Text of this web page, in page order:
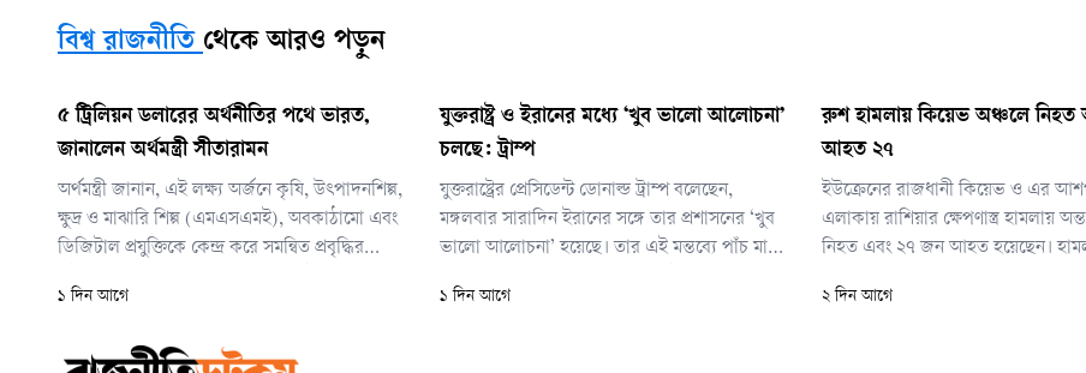
বিশ্ব রাজনীতি থেকে আরও পড়ুন
৫ ট্রিলিয়ন ডলারের অর্থনীতির পথে ভারত,
জানালেন অর্থমন্ত্রী সীতারামন
অর্থমন্ত্রী জানান, এই লক্ষ্য অর্জনে কৃষি, উৎপাদনশিল্প,
ক্ষুদ্র ও মাঝারি শিল্প (এমএসএমই), অবকাঠামো এবং
ডিজিটাল প্রযুক্তিকে কেন্দ্র করে সমন্বিত প্রবৃদ্ধির
সালের মধ্যে ‘বিকশিত ভারত’ গড়ার দীর্ঘমেয়াদি লক্ষ্য
১ দিন আগে
যুক্তরাষ্ট্র ও ইরানের মধ্যে ‘খুব ভালো আলোচনা’
চলছে: ট্রাম্প
যুক্তরাষ্ট্রের প্রেসিডেন্ট ডোনাল্ড ট্রাম্প বলেছেন,
মঙ্গলবার সারাদিন ইরানের সঙ্গে তার প্রশাসনের ‘খুব
ভালো আলোচনা’ হয়েছে। তার এই মন্তব্যে পাঁচ মাস
এমন আশাবাদ নতুন করে জোরালো হয়েছে।
১ দিন আগে
রুশ হামলায় কিয়েভ অঞ্চলে নিহত
আহত ২৭
ইউক্রেনের রাজধানী কিয়েভ ও এর
এলাকায় রাশিয়ার ক্ষেপণাস্ত্র হামলায়
নিহত এবং ২৭ জন আহত হয়েছেন।
বলে জানিয়েছে ইউক্রেনের জরুরি সেবা
২ দিন আগে